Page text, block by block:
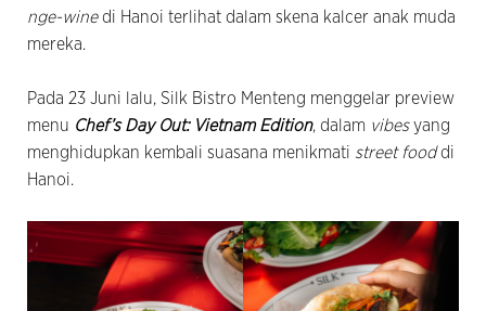
nge-winedi Hanoi terlihat dalam skena kalcer anak muda
mereka.
Pada 23 Juni lalu, Silk Bistro Menteng menggelar preview
menu Chef’s Day Out: Vietnam Edition, dalam vibesyang
menghidupkan kembali suasana menikmati street fooddi
Hanoi.